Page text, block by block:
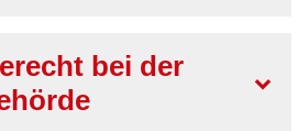
bei der